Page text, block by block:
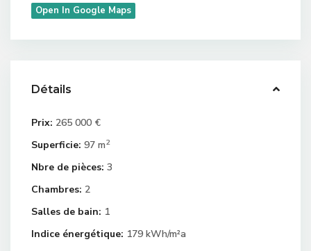
Open In Google Maps
Détails
Prix: 265 000 €
Superficie: 97 m2
Nbre de pièces: 3
Chambres: 2
Salles de bain: 1
Indice énergétique: 179 kWh/m²a